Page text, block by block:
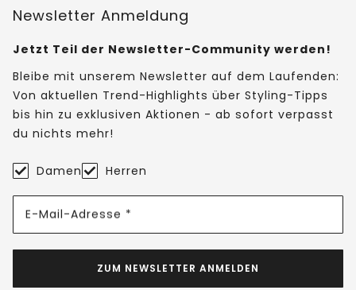
Newsletter Anmeldung
Jetzt Teil der Newsletter-Community werden!
Bleibe mit unserem Newsletter auf dem Laufenden:
Von aktuellen Trend-Highlights über Styling-Tipps
bis hin zu exklusiven Aktionen - ab sofort verpasst
du nichts mehr!
Damen Herren
E-Mail-Adresse *
ZUM NEWSLETTER ANMELDEN